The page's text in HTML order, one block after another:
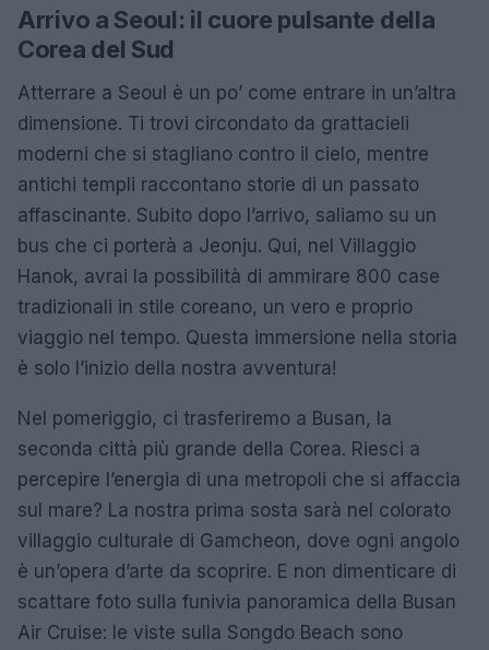
Arrivo a Seoul: il cuore pulsante della
Corea del Sud
Atterrare a Seoul è un po’ come entrare in un’altra
dimensione. Ti trovi circondato da grattacieli
moderni che si stagliano contro il cielo, mentre
antichi templi raccontano storie di un passato
affascinante. Subito dopo l’arrivo, saliamo su un
bus che ci porterà a Jeonju. Qui, nel Villaggio
Hanok, avrai la possibilità di ammirare 800 case
tradizionali in stile coreano, un vero e proprio
viaggio nel tempo. Questa immersione nella storia
è solo l’inizio della nostra avventura!
Nel pomeriggio, ci trasferiremo a Busan, la
seconda città più grande della Corea. Riesci a
percepire l’energia di una metropoli che si affaccia
sul mare? La nostra prima sosta sarà nel colorato
villaggio culturale di Gamcheon, dove ogni angolo
è un’opera d’arte da scoprire. E non dimenticare di
scattare foto sulla funivia panoramica della Busan
Air Cruise: le viste sulla Songdo Beach sono